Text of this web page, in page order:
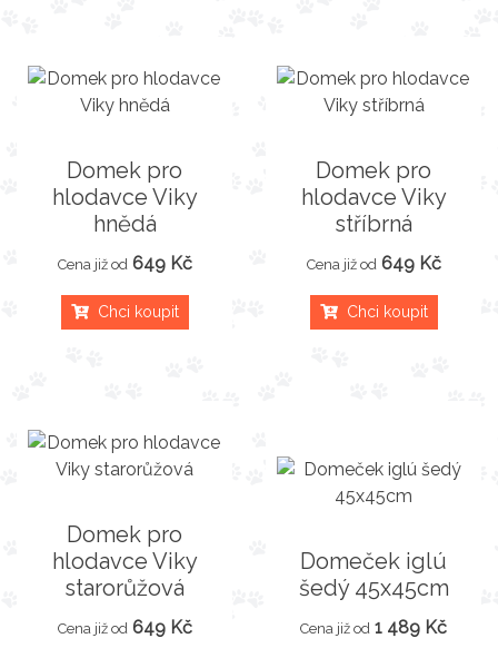
Domek pro
hlodavce Viky
hnědá
Cena již od 649 Kč
Chci koupit
Domek pro
hlodavce Viky
stříbrná
Cena již od 649 Kč
Chci koupit
Domek pro
hlodavce Viky
starorůžová
Cena již od 649 Kč
Domeček iglú
šedý 45x45cm
Cena již od 1 489 Kč